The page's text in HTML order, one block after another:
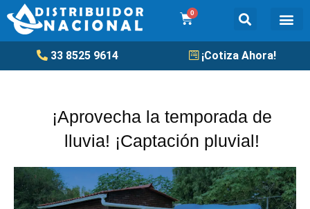
al
contenido
0
Cart
33 8525 9614 ¡Cotiza Ahora!
¡Aprovecha la temporada de
lluvia! ¡Captación pluvial!